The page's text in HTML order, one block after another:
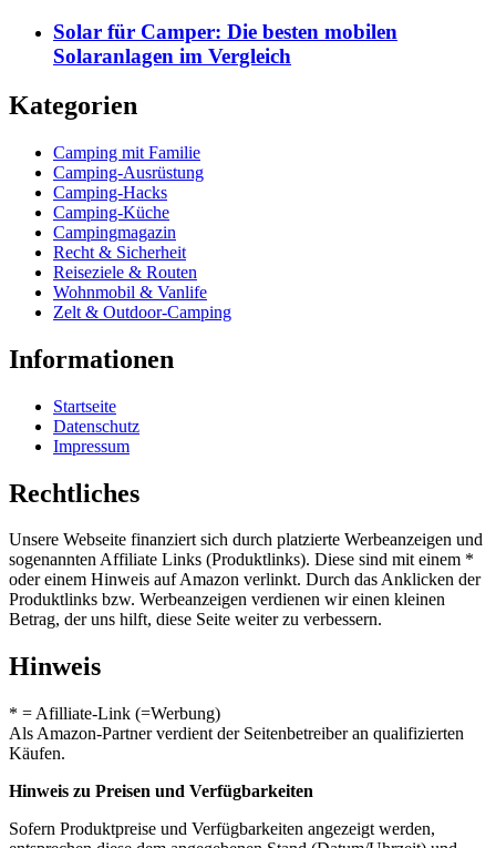
Solar für Camper: Die besten mobilen
Solaranlagen im Vergleich
Kategorien
Camping mit Familie
Camping-Ausrüstung
Camping-Hacks
Camping-Küche
Campingmagazin
Recht & Sicherheit
Reiseziele & Routen
Wohnmobil & Vanlife
Zelt & Outdoor-Camping
Informationen
Startseite
Datenschutz
Impressum
Rechtliches
Unsere Webseite finanziert sich durch platzierte Werbeanzeigen und
sogenannten Affiliate Links (Produktlinks). Diese sind mit einem *
oder einem Hinweis auf Amazon verlinkt. Durch das Anklicken der
Produktlinks bzw. Werbeanzeigen verdienen wir einen kleinen
Betrag, der uns hilft, diese Seite weiter zu verbessern.
Hinweis
* = Afilliate-Link (=Werbung)
Als Amazon-Partner verdient der Seitenbetreiber an qualifizierten
Käufen.
Hinweis zu Preisen und Verfügbarkeiten
Sofern Produktpreise und Verfügbarkeiten angezeigt werden,